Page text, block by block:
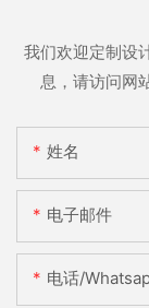
我们欢迎定制设
息，请访问网
姓名
电子邮件
电话/